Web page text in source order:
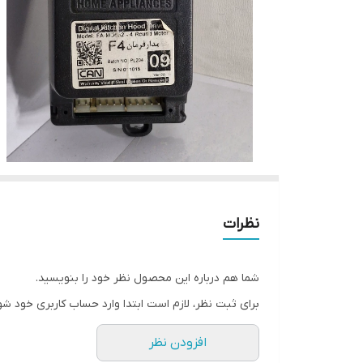
نظرات
شما هم درباره این محصول نظر خود را بنویسید.
برای ثبت نظر، لازم است ابتدا وارد حساب کاربری خود
افزودن نظر